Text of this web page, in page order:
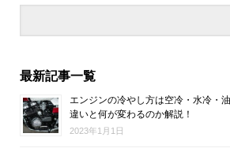
最新記事一覧
エンジンの冷やし方は空冷・水冷・
違いと何が変わるのか解説！
2023年1月1日